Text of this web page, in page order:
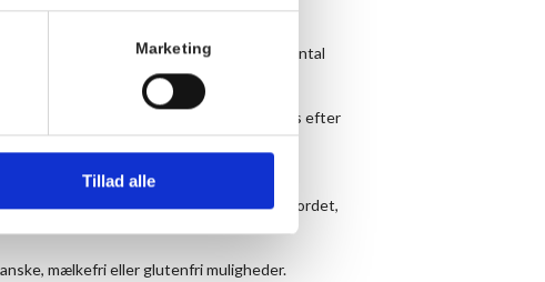
Marketing
Tillad alle
måltid. Det er vigtigt, at du noterer antal
bord.
kr. for dessert. Dessert og kaffe kan købes efter
at drikke og finde en plads ved langbordet,
mælkefri eller glutenfri muligheder.